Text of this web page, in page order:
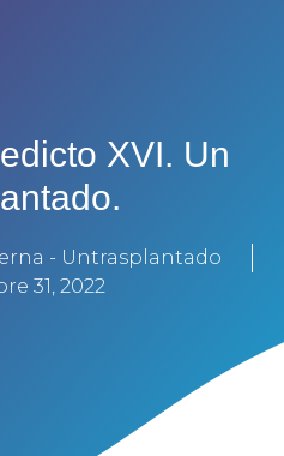
XVI. Un
- Untrasplantado
31, 2022